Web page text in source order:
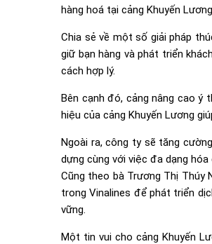
hàng hoá tại cảng Khuyến Lương.
Chia sẻ về một số giải pháp
giữ bạn hàng và phát triển
cách hợp lý.
Bên cạnh đó, cảng nâng cao ý
hiệu của cảng Khuyến Lương
Ngoài ra, công ty sẽ tăng
dựng cùng với việc đa dạng
Cũng theo bà Trương Thị Thúy
trong Vinalines để phát triển
vững.
Một tin vui cho cảng Khuyến